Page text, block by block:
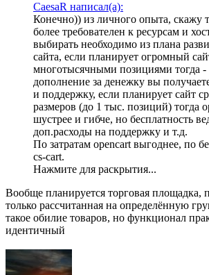
CaesaR написал(а):
Конечно)) из личного опыта, скажу
более требователен к ресурсам и
выбирать необходимо из плана
сайта, если планирует огромный
многотысячными позициями тогда -
дополнение за денежку вы
и поддержку, если планирует сайт
размеров (до 1 тыс. позиций) тогда
шустрее и гибче, но бесплатность
доп.расходы на поддержку и т.д.
По затратам opencart выгоднее, по
cs-cart.
Нажмите для раскрытия...
Вообще планируется торговая площадка,
только рассчитанная на определённую
такое обилие товаров, но функционал
идентичный